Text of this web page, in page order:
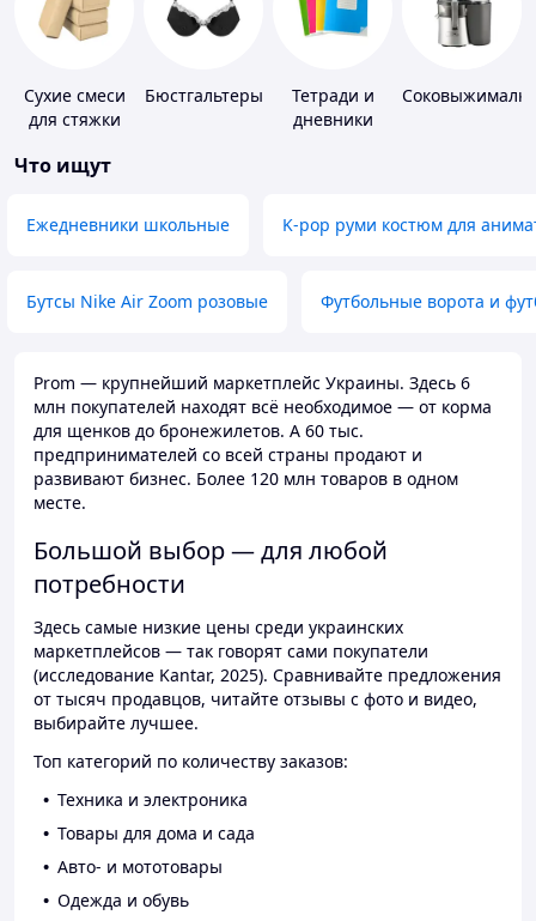
Сухие смеси
для стяжки
Бюстгальтеры
Тетради и
дневники
Соковыжималки
Что ищут
Ежедневники школьные K-pop руми костюм для
Бутсы Nike Air Zoom розовые Футбольные ворота и
Prom — крупнейший маркетплейс Украины. Здесь 6
млн покупателей находят всё необходимое — от корма
для щенков до бронежилетов. А 60 тыс.
предпринимателей со всей страны продают и
развивают бизнес. Более 120 млн товаров в одном
месте.
Большой выбор — для любой
потребности
Здесь самые низкие цены среди украинских
маркетплейсов — так говорят сами покупатели
(исследование Kantar, 2025). Сравнивайте предложения
от тысяч продавцов, читайте отзывы с фото и видео,
выбирайте лучшее.
Топ категорий по количеству заказов:
Техника и электроника
Товары для дома и сада
Авто- и мототовары
Одежда и обувь